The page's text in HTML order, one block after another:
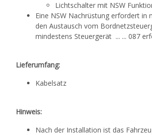
Lichtschalter mit NSW
Eine NSW Nachrüstung erfordert in
den Austausch vom
mindestens Steuergerät ... ... 087
Lieferumfang:
Kabelsatz
Hinweis:
Nach der Installation ist das